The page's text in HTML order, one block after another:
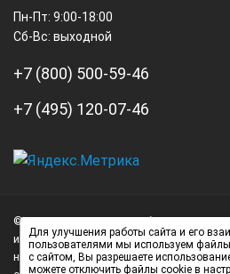
Пн-Пт: 9:00-18:00
Сб-Вс: выходной
+7 (800) 500-59-46
+7 (495) 120-07-46
Нагорный
проезд
© 2026 А3 Инжиниринг Обращаем Ваше
интернет-сайт носит исключительно
ни при каких условиях не является
Для улучшения работы сайта и его
пользователями мы используем
с сайтом, Вы разрешаете
можете отключить файлы cookie в